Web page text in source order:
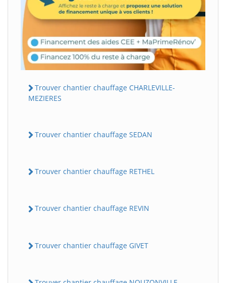
Trouver chantier chauffage CHARLEVILLE-
MEZIERES
Trouver chantier chauffage SEDAN
Trouver chantier chauffage RETHEL
Trouver chantier chauffage REVIN
Trouver chantier chauffage GIVET